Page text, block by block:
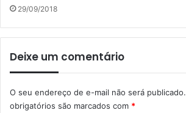
29/09/2018
Deixe um comentário
O seu endereço de e-mail não será publicado.
obrigatórios são marcados com *